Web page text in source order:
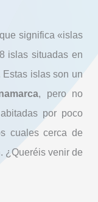
significa «islas
islas situadas en
islas son un
, pero no
por poco
cuales cerca de
. ¿Queréis venir de